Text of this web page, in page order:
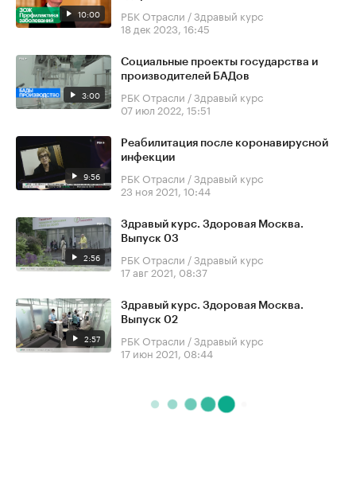
10:00
РБК Отрасли / Здравый курс
18 дек 2023, 16:45
3:00
Социальные проекты государства и
производителей БАДов
РБК Отрасли / Здравый курс
07 июл 2022, 15:51
9:56
Реабилитация после коронавирусной
инфекции
РБК Отрасли / Здравый курс
23 ноя 2021, 10:44
2:56
Здравый курс. Здоровая Москва.
Выпуск 03
РБК Отрасли / Здравый курс
17 авг 2021, 08:37
2:57
Здравый курс. Здоровая Москва.
Выпуск 02
РБК Отрасли / Здравый курс
17 июн 2021, 08:44